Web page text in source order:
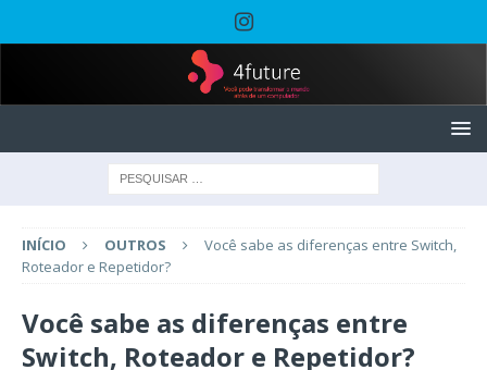
INÍCIO OUTROS
Você sabe as diferenças entre Switch,
Roteador e Repetidor?
Você sabe as diferenças entre
Switch, Roteador e Repetidor?